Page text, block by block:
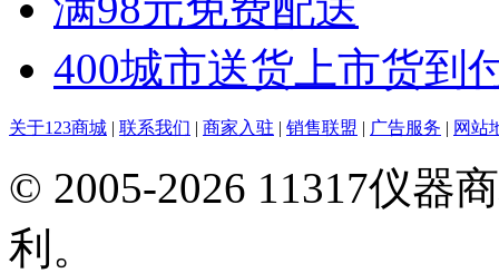
400城市送货上市货到
关于123商城 | 联系我们 | 商家入驻 | 销售联盟 | 广告服务 | 网站
© 2005-2026 11317仪器
利。